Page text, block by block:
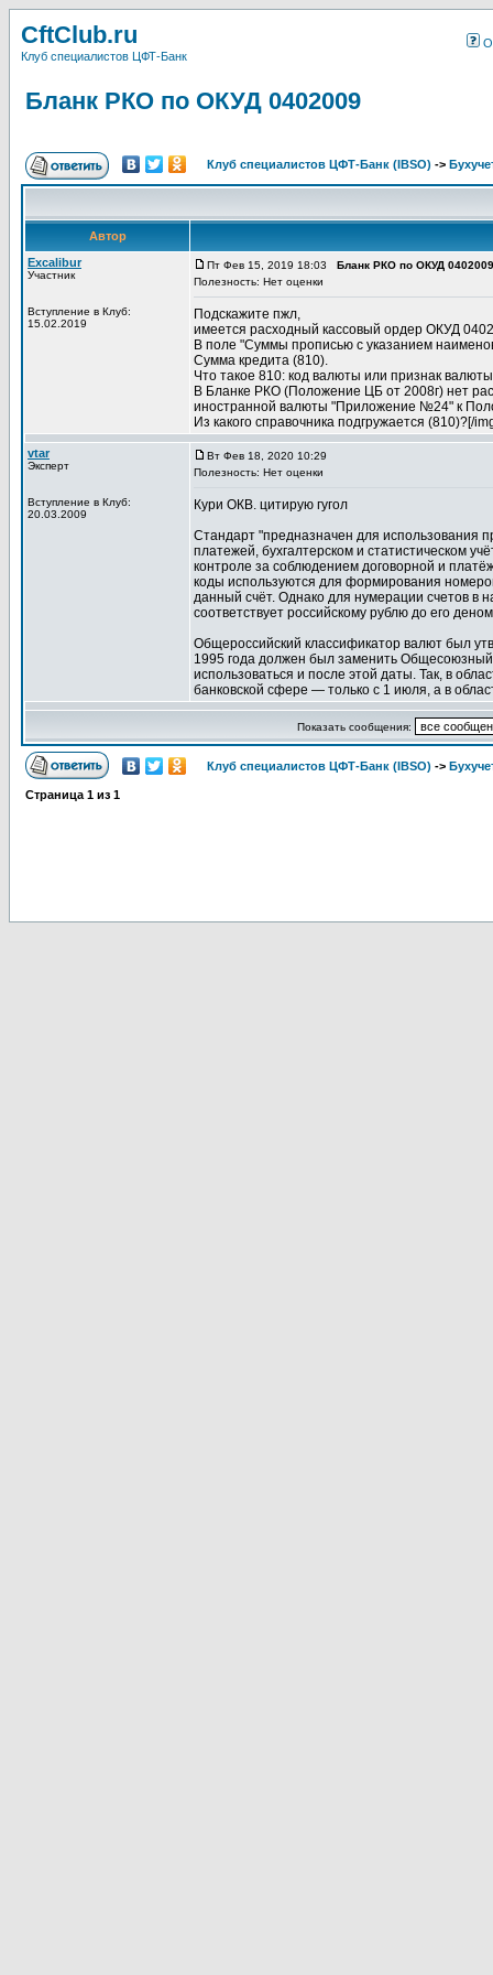
CftClub.ru
Клуб специалистов ЦФТ-Банк
О
Бланк РКО по ОКУД 0402009
Клуб специалистов ЦФТ-Банк (IBSO) ->
Автор
Excalibur
Участник
Вступление в Клуб:
15.02.2019
Пт Фев 15, 2019 18:03 Бланк РКО по ОКУД 0402009
Полезность: Нет оценки
Подскажите пжл,
имеется расходный кассовый ордер ОКУД
В поле "Суммы прописью с указанием
Сумма кредита (810).
Что такое 810: код валюты или признак
В Бланке РКО (Положение ЦБ от 2008г) нет
иностранной валюты "Приложение №24" к
Из какого справочника подгружается (810)?[/
vtar
Эксперт
Вступление в Клуб:
20.03.2009
Вт Фев 18, 2020 10:29
Полезность: Нет оценки
Кури ОКВ. цитирую гугол
Стандарт "предназначен для использования
платежей, бухгалтерском и статистическом
контроле за соблюдением договорной и
коды используются для формирования
данный счёт. Однако для нумерации счетов в
соответствует российскому рублю до его
Общероссийский классификатор валют был
1995 года должен был заменить
использоваться и после этой даты. Так, в
банковской сфере — только с 1 июля, а в
Показать сообщения:
Клуб специалистов ЦФТ-Банк (IBSO) ->
Страница 1 из 1